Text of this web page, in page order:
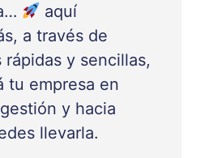
aquí
a través de
rápidas y sencillas,
tu empresa en
y hacia
llevarla.